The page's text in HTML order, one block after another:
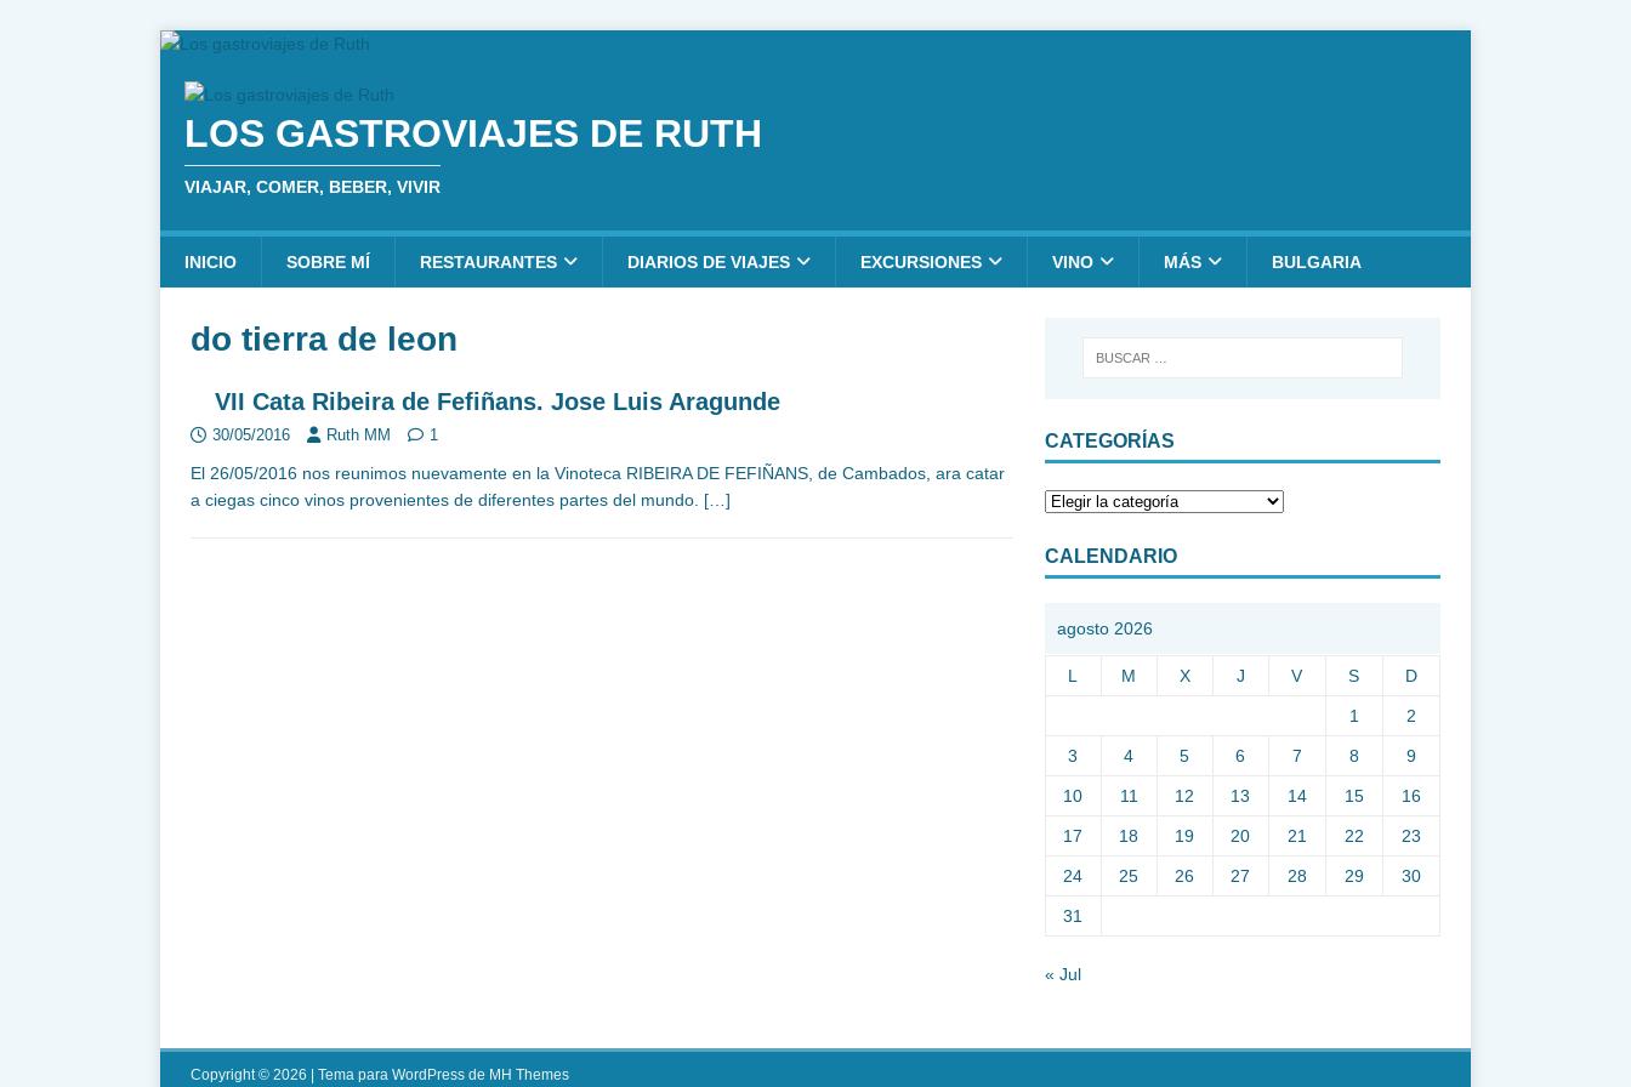
LOS GASTROVIAJES DE RUTH
VIAJAR, COMER, BEBER, VIVIR
INICIO SOBRE MÍ RESTAURANTES DIARIOS DE VIAJES EXCURSIONES VINO MÁS BULGARIA
do tierra de leon
VII Cata Ribeira de Fefiñans. Jose Luis Aragunde
30/05/2016 Ruth MM 1
El 26/05/2016 nos reunimos nuevamente en la Vinoteca RIBEIRA DE FEFIÑANS, de Cambados, ara catar
a ciegas cinco vinos provenientes de diferentes partes del mundo. […]
CATEGORÍAS
CALENDARIO
agosto 2026
L M X J V S D
1 2
3 4 5 6 7 8 9
10 11 12 13 14 15 16
17 18 19 20 21 22 23
24 25 26 27 28 29 30
31
« Jul
Copyright © 2026 | Tema para WordPress de MH Themes